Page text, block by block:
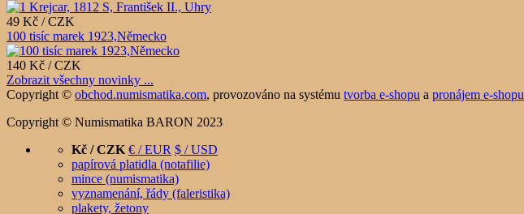
49 Kč / CZK
100 tisíc marek 1923,Německo
140 Kč / CZK
Zobrazit všechny novinky ...
Copyright © obchod.numismatika.com, provozováno na systému tvorba e-shopu a pronájem e-shopu
Copyright © Numismatika BARON 2023
Kč / CZK € / EUR $ / USD
papírová platidla (notafilie)
mince (numismatika)
vyznamenání, řády (faleristika)
plakety, žetony